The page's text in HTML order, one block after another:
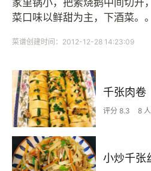
菜口味以鲜甜为主，下酒菜。
菜谱创建时间：2012-12-28 14:23:09
千张肉卷
评分 8.3 8
小炒千张